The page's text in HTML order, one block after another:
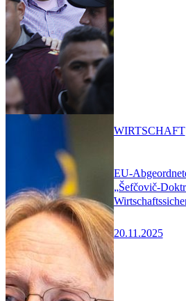
EU-
„Šefčovič-
20.11.2025
WIRTSCHAFT